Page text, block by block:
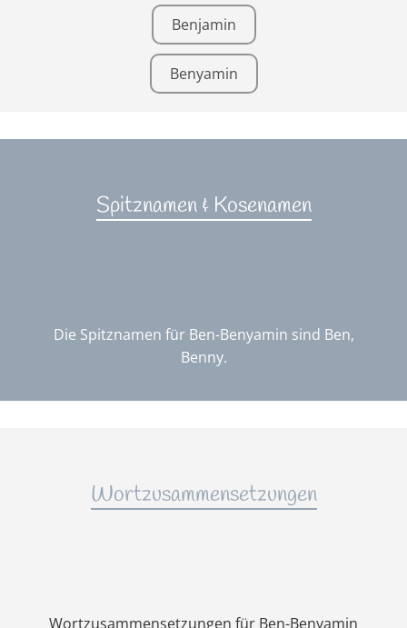
Benjamin
Benyamin
Spitznamen & Kosenamen
Die Spitznamen für Ben-Benyamin sind Ben,
Benny.
Wortzusammensetzungen
Wortzusammensetzungen für Ben-Benyamin